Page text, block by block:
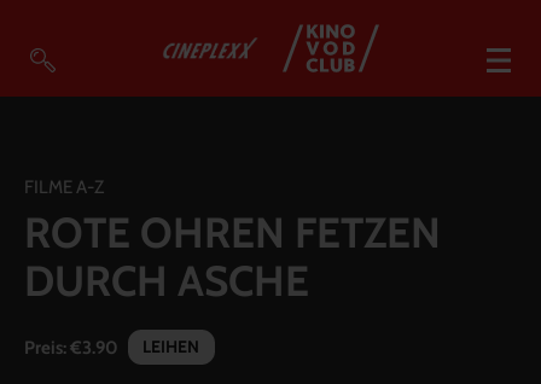
So geht’s
Filmpakete
Gutscheine
Account
FILME A-Z
ROTE OHREN FETZEN
DURCH ASCHE
Preis:€3.90 LEIHEN